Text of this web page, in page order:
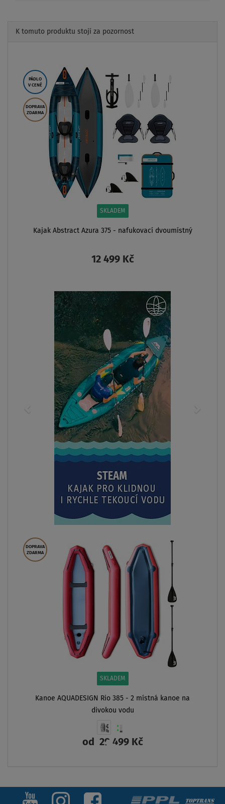
K tomuto produktu stojí za pozornost
PÁDLO
V CENĚ
DOPRAVA
ZDARMA
SKLADEM
Kajak Abstract Azura 375 - nafukovací dvoumístný
12 499 Kč
ZOBRAZIT
DOPRAVA
ZDARMA
SKLADEM
Kanoe AQUADESIGN Rio 385 - 2 místná kanoe na
divokou vodu
od 29 499 Kč